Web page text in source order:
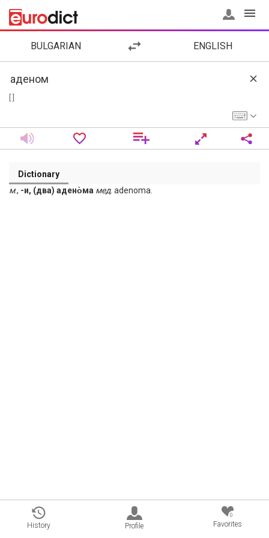
BULGARIAN ENGLISH
Dictionary
м., -и, (два) адено̀ма мед. adenoma.
History Profile
0
Favorites